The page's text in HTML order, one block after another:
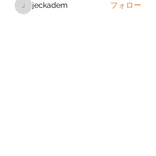
jeckadem
jeckadem フォロー